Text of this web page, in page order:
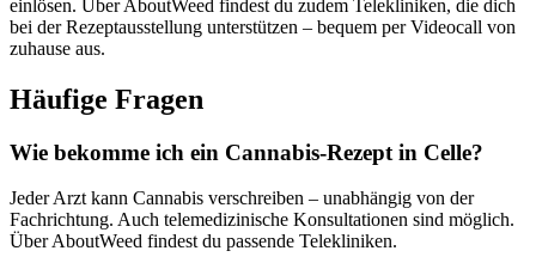
einlösen. Über AboutWeed findest du zudem Telekliniken, die dich
bei der Rezeptausstellung unterstützen – bequem per Videocall von
zuhause aus.
Häufige Fragen
Wie bekomme ich ein Cannabis-Rezept in Celle?
Jeder Arzt kann Cannabis verschreiben – unabhängig von der
Fachrichtung. Auch telemedizinische Konsultationen sind möglich.
Über AboutWeed findest du passende Telekliniken.